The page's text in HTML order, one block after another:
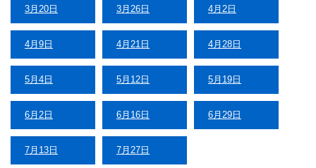
3月20日 3月26日 4月2日
4月9日 4月21日 4月28日
5月4日 5月12日 5月19日
6月2日 6月16日 6月29日
7月13日 7月27日